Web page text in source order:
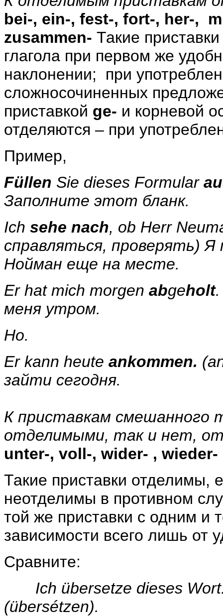
bei-, ein-, fest-, fort-, her-,
zusammen- Такие
глагола при первом же
наклонении;
при
сложносочиненных
приставкой ge- и корневой
отделяются – при
Пример,
Füllen Sie dieses Formular
Заполните этот бланк.
Ich sehe nach, ob Herr
cправляться, проверять) Я
Нойман еще на месте.
Er hat mich morgen abgeholt
меня утром.
Но.
Er kann heute ankommen. (
зайти сегодня.
К приставкам смешанного
отделимыми, так и нет,
unter-, voll-, wider- , wieder-
Такие приставки отделимы,
неотделимы в противном
той же приставки с одним и
зависимости всего лишь от
Сравните:
Ich übersetze dieses Wort
(übersétzen).